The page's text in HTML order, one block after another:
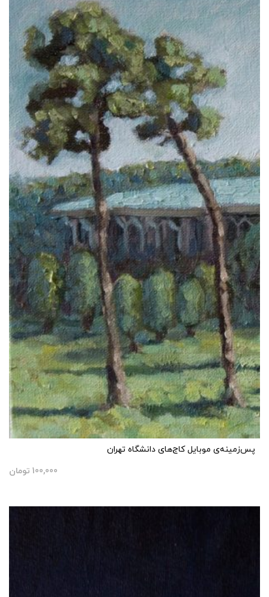
پس‌زمینه‌ی موبایل کاج‌های دانشگاه تهران
100,000 تومان